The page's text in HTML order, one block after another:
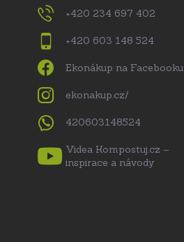
+420 234 697 402
+420 603 148 524
Ekonákup na Facebooku
ekonakup.cz/
420603148524
Videa Kompostuj.cz –
inspirace a návody